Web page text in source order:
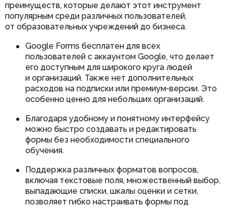
преимуществ, которые делают этот инструмент
популярным среди различных пользователей,
от образовательных учреждений до бизнеса.
Google Forms бесплатен для всех
пользователей с аккаунтом Google, что делает
его доступным для широкого круга людей
и организаций. Также нет дополнительных
расходов на подписки или премиум‑версии. Это
особенно ценно для небольших организаций.
Благодаря удобному и понятному интерфейсу
можно быстро создавать и редактировать
формы без необходимости специального
обучения.
Поддержка различных форматов вопросов,
включая текстовые поля, множественный выбор,
выпадающие списки, шкалы оценки и сетки,
позволяет гибко настраивать формы под